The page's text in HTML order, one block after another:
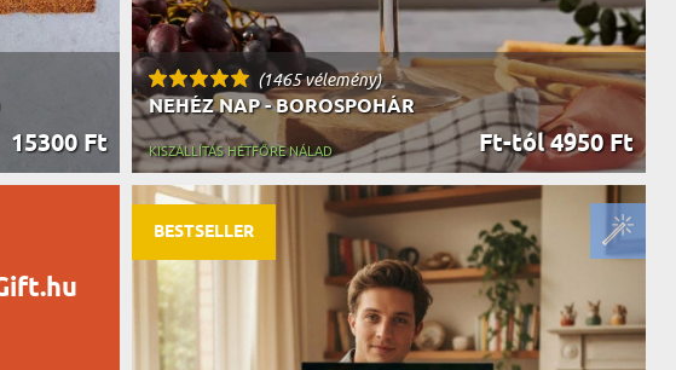
15300 Ft
(1465 vélemény)
NEHÉZ NAP - BOROSPOHÁR
Ft-tól 4950 Ft
KISZÁLLÍTÁS HÉTFŐRE NÁLAD
BESTSELLER